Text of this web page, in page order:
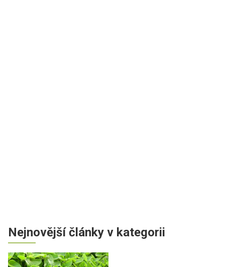
Nejnovější články v kategorii